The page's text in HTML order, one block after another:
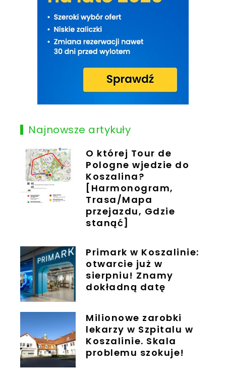
Najnowsze artykuły
O której Tour de
Pologne wjedzie do
Koszalina?
[Harmonogram,
Trasa/Mapa
przejazdu, Gdzie
stanąć]
Primark w Koszalinie:
otwarcie już w
sierpniu! Znamy
dokładną datę
Milionowe zarobki
lekarzy w Szpitalu w
Koszalinie. Skala
problemu szokuje!